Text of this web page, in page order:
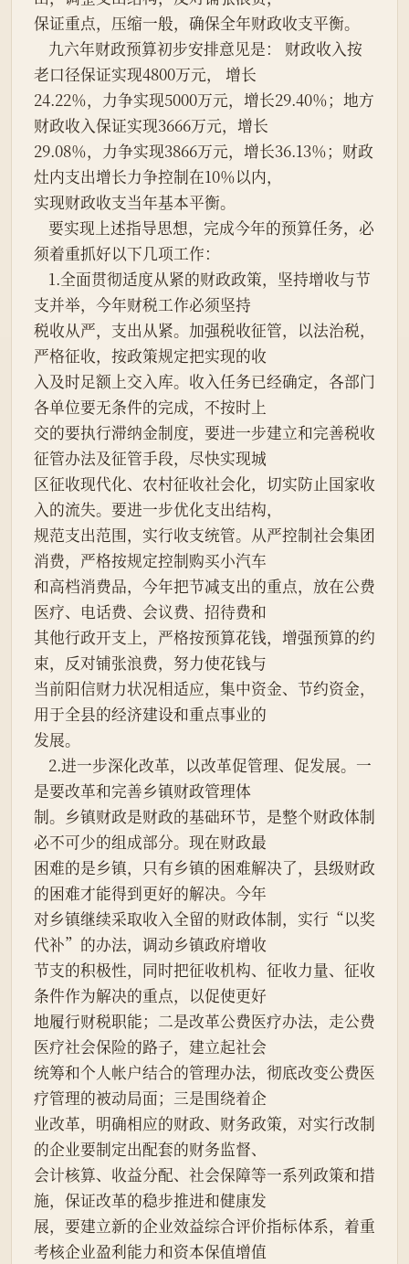
保证重点，压缩一般，确保全年财政收支平衡。
老口径保证实现4800万元， 增长
24.22％，力争实现5000万元，增长29.40％；地方
财政收入保证实现3666万元，增长
29.08％，力争实现3866万元，增长36.13％；财政
灶内支出增长力争控制在10％以内，
实现财政收支当年基本平衡。
须着重抓好以下几项工作：
支并举，今年财税工作必须坚持
税收从严，支出从紧。加强税收征管，以法治税，
严格征收，按政策规定把实现的收
入及时足额上交入库。收入任务已经确定，各部门
各单位要无条件的完成，不按时上
交的要执行滞纳金制度，要进一步建立和完善税收
征管办法及征管手段，尽快实现城
区征收现代化、农村征收社会化，切实防止国家收
入的流失。要进一步优化支出结构，
规范支出范围，实行收支统管。从严控制社会集团
消费，严格按规定控制购买小汽车
和高档消费品，今年把节减支出的重点，放在公费
医疗、电话费、会议费、招待费和
其他行政开支上，严格按预算花钱，增强预算的约
束，反对铺张浪费，努力使花钱与
当前阳信财力状况相适应，集中资金、节约资金，
用于全县的经济建设和重点事业的
发展。
是要改革和完善乡镇财政管理体
制。乡镇财政是财政的基础环节，是整个财政体制
必不可少的组成部分。现在财政最
困难的是乡镇，只有乡镇的困难解决了，县级财政
的困难才能得到更好的解决。今年
对乡镇继续采取收入全留的财政体制，实行“以奖
代补”的办法，调动乡镇政府增收
节支的积极性，同时把征收机构、征收力量、征收
条件作为解决的重点，以促使更好
地履行财税职能；二是改革公费医疗办法，走公费
医疗社会保险的路子，建立起社会
统筹和个人帐户结合的管理办法，彻底改变公费医
疗管理的被动局面；三是围绕着企
业改革，明确相应的财政、财务政策，对实行改制
的企业要制定出配套的财务监督、
会计核算、收益分配、社会保障等一系列政策和措
施，保证改革的稳步推进和健康发
展，要建立新的企业效益综合评价指标体系，着重
考核企业盈利能力和资本保值增值